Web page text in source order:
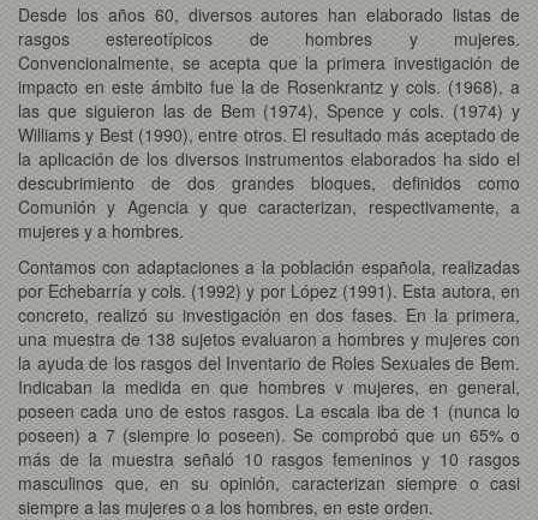
Desde los años 60, diversos autores han elaborado listas de
rasgos estereotípicos de hombres y mujeres.
Convencionalmente, se acepta que la primera investigación de
impacto en este ámbito fue la de Rosenkrantz y cols. (1968), a
las que siguieron las de Bem (1974), Spence y cols. (1974) y
Williams y Best (1990), entre otros. El resultado más aceptado de
la aplicación de los diversos instrumentos elaborados ha sido el
descubrimiento de dos grandes bloques, definidos como
Comunión y Agencia y que caracterizan, respectivamente, a
mujeres y a hombres.
Contamos con adaptaciones a la población española, realizadas
por Echebarría y cols. (1992) y por López (1991). Esta autora, en
concreto, realizó su investigación en dos fases. En la primera,
una muestra de 138 sujetos evaluaron a hombres y mujeres con
la ayuda de los rasgos del Inventario de Roles Sexuales de Bem.
Indicaban la medida en que hombres v mujeres, en general,
poseen cada uno de estos rasgos. La escala iba de 1 (nunca lo
poseen) a 7 (siempre lo poseen). Se comprobó que un 65% o
más de la muestra señaló 10 rasgos femeninos y 10 rasgos
masculinos que, en su opinión, caracterizan siempre o casi
siempre a las mujeres o a los hombres, en este orden.